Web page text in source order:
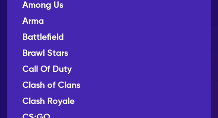
Among Us
Arma
Battlefield
Brawl Stars
Call Of Duty
Clash of Clans
Clash Royale